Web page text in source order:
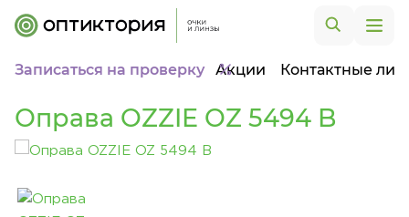
Записаться на проверку Акции Контактные
Оправа OZZIE OZ 5494 B